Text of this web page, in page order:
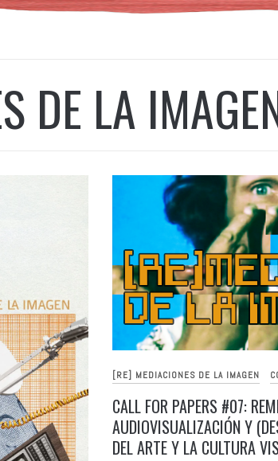
DE LA
[RE] MEDIACIONES DE LA IMAGEN
CALL FOR PAPERS #07:
AUDIOVISUALIZACIÓN Y
DEL ARTE Y LA CULTURA